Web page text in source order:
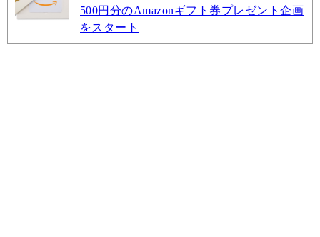
500円分のAmazonギフト券プレゼント企画
をスタート